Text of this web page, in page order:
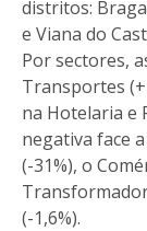
distritos:
e Viana do
Por sectores,
Transportes
na Hotelaria e
negativa face
(-31%), o
(-1,6%).